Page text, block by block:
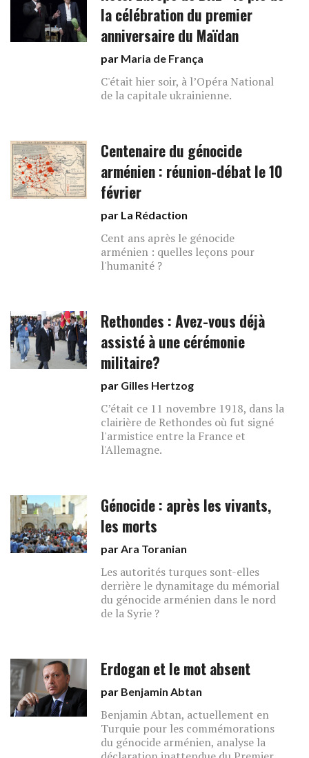
la célébration du premier
anniversaire du Maïdan
par Maria de França
C'était hier soir, à l’Opéra National
de la capitale ukrainienne.
Centenaire​ du génocide
arménien : réunion-débat le 10
février
par La Rédaction
Cent ans après le génocide
arménien : quelles leçons pour
l'humanité ?
Rethondes : Avez-vous déjà
assisté à une cérémonie
militaire?
par Gilles Hertzog
C’était ce 11 novembre 1918, dans la
clairière de Rethondes où fut signé
l'armistice entre la France et
l'Allemagne.
Génocide : après les vivants,
les morts
parAra Toranian
Les autorités turques sont-elles
derrière le dynamitage du mémorial
du génocide arménien dans le nord
de la Syrie ?
Erdogan et le mot absent
par Benjamin Abtan
Benjamin Abtan, actuellement en
Turquie pour les commémorations
du génocide arménien, analyse la